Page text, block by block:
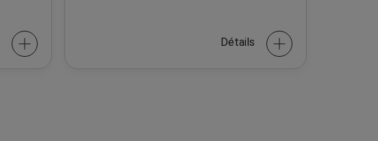
Détails